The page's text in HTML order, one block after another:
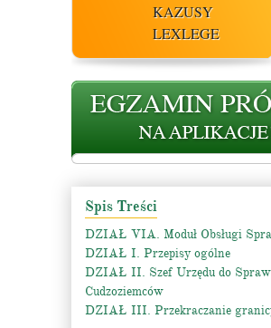
KAZUSY
LEXLEGE
Spis Treści
DZIAŁ VIA. Moduł Obsługi
DZIAŁ I. Przepisy ogólne
DZIAŁ II. Szef Urzędu do Spraw
Cudzoziemców
DZIAŁ III. Przekraczanie